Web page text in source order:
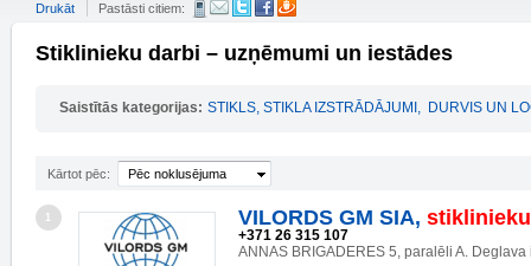
Drukāt Pastāsti citiem:
Stiklinieku darbi – uzņēmumi un iestādes
Saistītās kategorijas: STIKLS, STIKLA IZSTRĀDĀJUMI , DURVIS UN
Kārtot pēc: Pēc noklusējuma
1 VILORDS GM SIA, stiklinieku
+371 26 315 107
ANNAS BRIGADERES 5, paralēli A. Deglava